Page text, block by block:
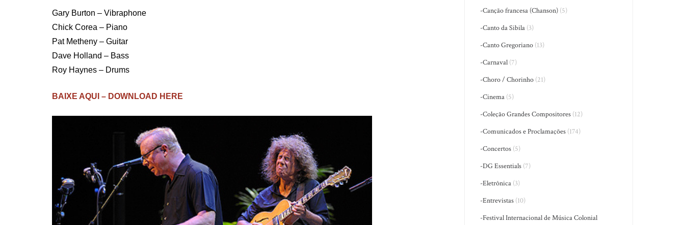
Gary Burton – Vibraphone
Chick Corea – Piano
Pat Metheny – Guitar
Dave Holland – Bass
Roy Haynes – Drums
BAIXE AQUI – DOWNLOAD HERE
-Canção francesa (Chanson) (5)
-Canto da Sibila (3)
-Canto Gregoriano (13)
-Carnaval (7)
-Choro / Chorinho (21)
-Cinema (5)
-Coleção Grandes Compositores (12)
-Comunicados e Proclamações (174)
-Concertos (5)
-DG Essentials (7)
-Eletrônica (3)
-Entrevistas (10)
-Festival Internacional de Música Colonial